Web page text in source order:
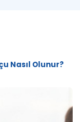
Nasıl Olunur?